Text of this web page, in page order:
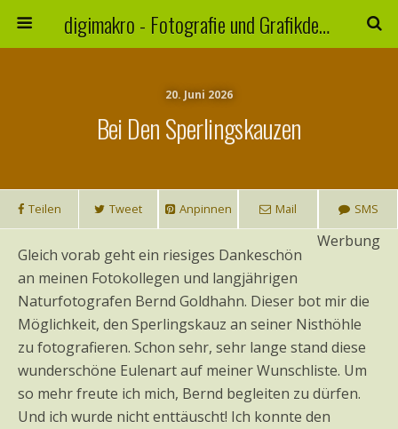
digimakro - Fotografie und Grafikdesign
20. Juni 2026
Bei Den Sperlingskauzen
Teilen Tweet Anpinnen Mail SMS
Werbung
Gleich vorab geht ein riesiges Dankeschön
an meinen Fotokollegen und langjährigen
Naturfotografen Bernd Goldhahn. Dieser bot mir die
Möglichkeit, den Sperlingskauz an seiner Nisthöhle
zu fotografieren. Schon sehr, sehr lange stand diese
wunderschöne Eulenart auf meiner Wunschliste. Um
so mehr freute ich mich, Bernd begleiten zu dürfen.
Und ich wurde nicht enttäuscht! Ich konnte den